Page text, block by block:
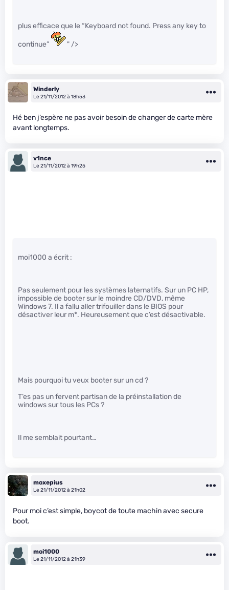
plus efficace que le “Keyboard not found. Press any key to
continue” " />
Winderly
Le 21/11/2012 à 18h53
Hé ben j’espère ne pas avoir besoin de changer de carte mère
avant longtemps.
v1nce
Le 21/11/2012 à 19h25
moi1000 a écrit :
Pas seulement pour les systèmes laternatifs. Sur un PC HP,
impossible de booter sur le moindre CD/DVD, même
Windows 7. Il a fallu aller trifouiller dans le BIOS pour
désactiver leur m*. Heureusement que c’est désactivable.
Mais pourquoi tu veux booter sur un cd ?
T’es pas un fervent partisan de la préinstallation de
windows sur tous les PCs ?
Il me semblait pourtant…
moxepius
Le 21/11/2012 à 21h02
Pour moi c’est simple, boycot de toute machin avec secure
boot.
moi1000
Le 21/11/2012 à 21h39